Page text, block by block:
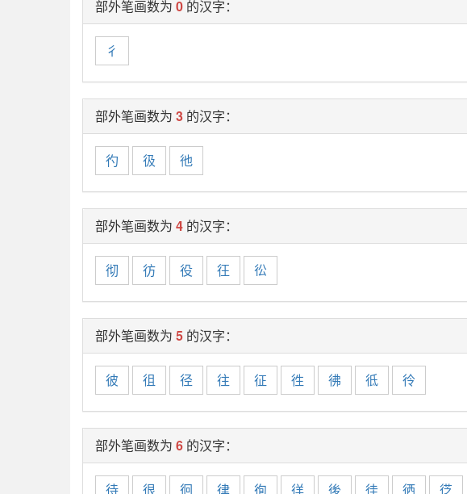
部外笔画数为 0 的汉字：
彳
部外笔画数为 3 的汉字：
彴 彶 彵
部外笔画数为 4 的汉字：
彻 彷 役 彺 彸
部外笔画数为 5 的汉字：
彼 徂 径 往 征 徃 彿 彽 彾
部外笔画数为 6 的汉字：
待 很 徊 律 徇 徉 後 徍 徆 徔